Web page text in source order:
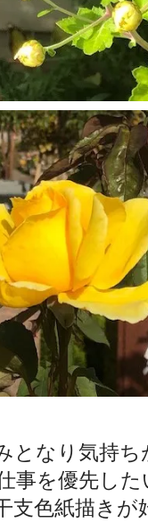
となり気持
事を優先し
支色紙描き